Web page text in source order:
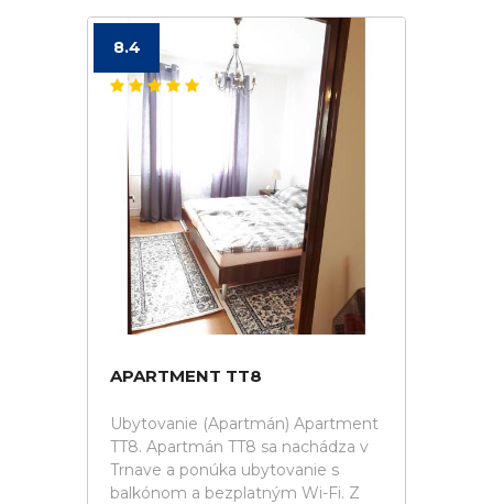
8.4
APARTMENT TT8
Ubytovanie (Apartmán) Apartment
TT8. Apartmán TT8 sa nachádza v
Trnave a ponúka ubytovanie s
balkónom a bezplatným Wi-Fi. Z